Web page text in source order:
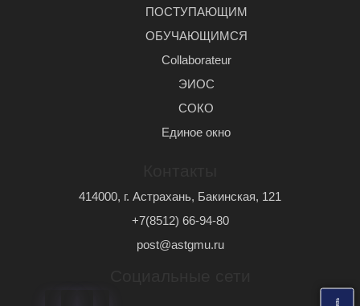
ПОСТУПАЮЩИМ
ОБУЧАЮЩИМСЯ
Сollaborateur
ЭИОС
СОКО
Единое окно
414000, г. Астрахань, Бакинская, 121
+7(8512) 66-94-80
post@astgmu.ru